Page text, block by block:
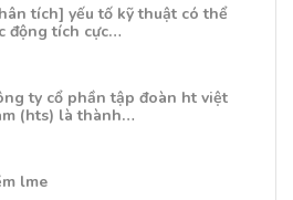
tích] yếu tố kỹ thuật có thể
động tích cực…
ty cổ phần tập đoàn ht việt
(hts) là thành…
lme